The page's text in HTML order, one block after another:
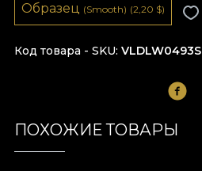
Код товара - SKU VLDLW0493S
Образец (Smooth) (2,20 $)
ПОХОЖИЕ ТОВАРЫ